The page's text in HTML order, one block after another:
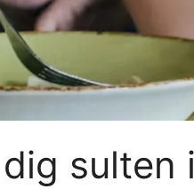
sulten